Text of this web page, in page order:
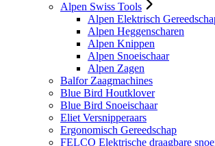
Alpen Swiss Tools
Alpen Elektrisch
Alpen Heggenscharen
Alpen Knippen
Alpen Snoeischaar
Alpen Zagen
Balfor Zaagmachines
Blue Bird Houtklover
Blue Bird Snoeischaar
Eliet Versnipperaars
Ergonomisch Gereedschap
FELCO Elektrische draagbare